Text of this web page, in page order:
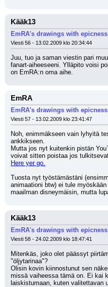
Kääk13
EmRA's drawings with
Viesti 56 - 13.02.2009 klo 20:34:44
Juu, tuo ja saman viestin pari
fanart-aiheeseeni. Ylläpito voisi
on EmRA:n oma aihe.
EmRA
EmRA's drawings with
Viesti 57 - 13.02.2009 klo 23:41:47
Noh, enimmäkseen vain lyhyitä
ankkikseen.
Mutta jos nyt kuitenkin pistän
voivat sitten poistaa jos
Here yer go.
Tuosta nyt työstämästäni
animaationi btw) ei tule myöskään
maailman disneymäisin, mutta
Kääk13
EmRA's drawings with
Viesti 58 - 24.02.2009 klo 18:47:41
Mitenkäs, joko olet päässyt
"öljytarinaa"?
Olisin kovin kiinnostunut sen
missä vaiheessa tämä on. Ei kai
laiskistumaan, kuten valitettavan